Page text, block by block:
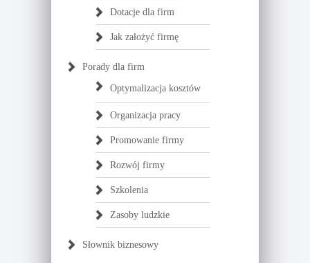
Dotacje dla firm
Jak założyć firmę
Porady dla firm
Optymalizacja kosztów
Organizacja pracy
Promowanie firmy
Rozwój firmy
Szkolenia
Zasoby ludzkie
Słownik biznesowy